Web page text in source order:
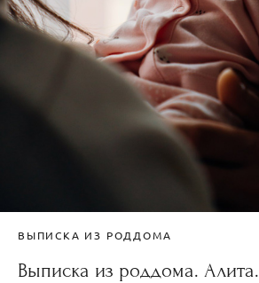
ВЫПИСКА ИЗ РОДДОМА
Выписка из роддома. Алита.